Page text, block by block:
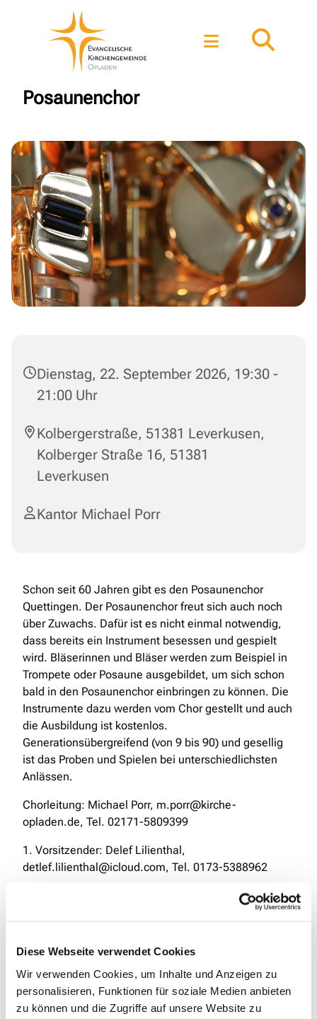
Diese Webseite verwendet Cookies
Wir verwenden Cookies, um Inhalte und Anzeigen zu
personalisieren, Funktionen für soziale Medien anbieten
zu können und die Zugriffe auf unsere Website zu
Posaunenchor
Dienstag, 22. September 2026, 19:30 -
21:00 Uhr
Kolbergerstraße, 51381 Leverkusen,
Kolberger Straße 16, 51381
Leverkusen
Kantor Michael Porr
Schon seit 60 Jahren gibt es den Posaunenchor
Quettingen. Der Posaunenchor freut sich auch noch
über Zuwachs. Dafür ist es nicht einmal notwendig,
dass bereits ein Instrument besessen und gespielt
wird. Bläserinnen und Bläser werden zum Beispiel in
Trompete oder Posaune ausgebildet, um sich schon
bald in den Posaunenchor einbringen zu können. Die
Instrumente dazu werden vom Chor gestellt und auch
die Ausbildung ist kostenlos.
Generationsübergreifend (von 9 bis 90) und gesellig
ist das Proben und Spielen bei unterschiedlichsten
Anlässen.
Chorleitung: Michael Porr, m.porr@kirche-
opladen.de, Tel. 02171-5809399
1. Vorsitzender: Delef Lilienthal,
detlef.lilienthal@icloud.com, Tel. 0173-5388962